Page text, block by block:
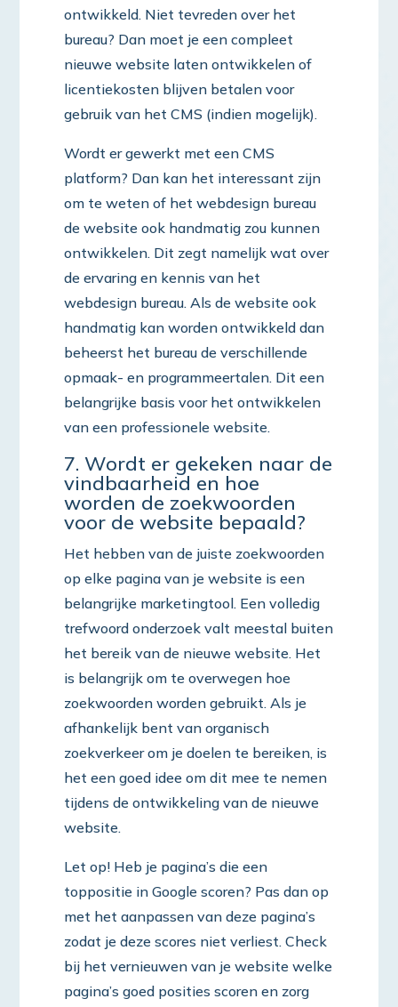
ontwikkeld. Niet tevreden over het
bureau? Dan moet je een compleet
nieuwe website laten ontwikkelen of
licentiekosten blijven betalen voor
gebruik van het CMS (indien mogelijk).
Wordt er gewerkt met een CMS
platform? Dan kan het interessant zijn
om te weten of het webdesign bureau
de website ook handmatig zou kunnen
ontwikkelen. Dit zegt namelijk wat over
de ervaring en kennis van het
webdesign bureau. Als de website ook
handmatig kan worden ontwikkeld dan
beheerst het bureau de verschillende
opmaak- en programmeertalen. Dit een
belangrijke basis voor het ontwikkelen
van een professionele website.
7. Wordt er gekeken naar de
vindbaarheid en hoe
worden de zoekwoorden
voor de website bepaald?
Het hebben van de juiste zoekwoorden
op elke pagina van je website is een
belangrijke marketingtool. Een volledig
trefwoord onderzoek valt meestal buiten
het bereik van de nieuwe website. Het
is belangrijk om te overwegen hoe
zoekwoorden worden gebruikt. Als je
afhankelijk bent van organisch
zoekverkeer om je doelen te bereiken, is
het een goed idee om dit mee te nemen
tijdens de ontwikkeling van de nieuwe
website.
Let op! Heb je pagina’s die een
toppositie in Google scoren? Pas dan op
met het aanpassen van deze pagina’s
zodat je deze scores niet verliest. Check
bij het vernieuwen van je website welke
pagina’s goed posities scoren en zorg